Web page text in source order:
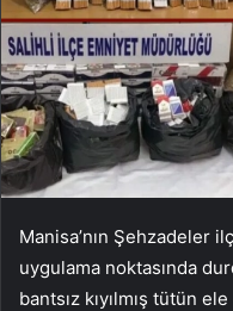
Manisa’nın Şehzadeler
uygulama noktasında
bantsız kıyılmış tütün